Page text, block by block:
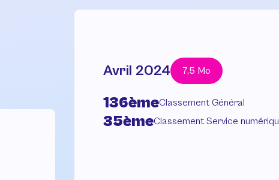
Avril 2024 7,5 Mo
136èmeClassement Général
35èmeClassement Service